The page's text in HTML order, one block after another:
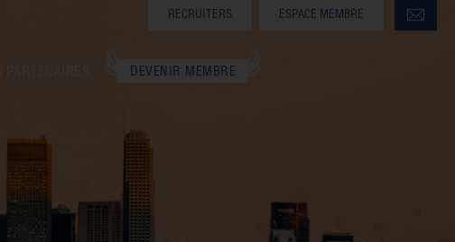
DEVENIR MEMBRE
RECRUITERS ESPACE MEMBRE